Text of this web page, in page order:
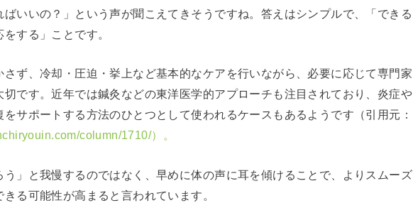
ばいいの？」という声が聞こえてきそうですね。答えはシンプルで、「できる
する」ことです。
さず、冷却・圧迫・挙上など基本的なケアを行いながら、必要に応じて専門家
切です。近年では鍼灸などの東洋医学的アプローチも注目されており、炎症や
サポートする方法のひとつとして使われるケースもあるようです（引用元：
column/1710/）。
う」と我慢するのではなく、早めに体の声に耳を傾けることで、よりスムーズ
る可能性が高まると言われています。